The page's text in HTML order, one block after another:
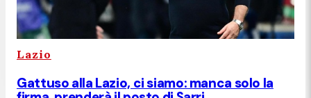
Lazio
Gattuso alla Lazio, ci siamo: manca solo la